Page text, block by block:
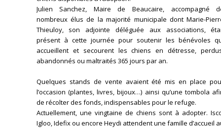
Julien Sanchez, Maire de Beaucaire, accompagné
nombreux élus de la majorité municipale dont Marie-
Thieuloy, son adjointe déléguée aux associations,
présent à cette journée pour soutenir les bénévoles
accueillent et secourent les chiens en détresse,
abandonnés ou maltraités 365 jours par an.
Quelques stands de vente avaient été mis en place
l’occasion (plantes, livres, bijoux…) ainsi qu’une tombola
de récolter des fonds, indispensables pour le refuge.
Actuellement, une vingtaine de chiens sont à adopter.
Igloo, Idefix ou encore Heydi attendent une famille d’accueil